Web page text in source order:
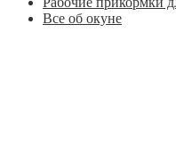
Все об окуне